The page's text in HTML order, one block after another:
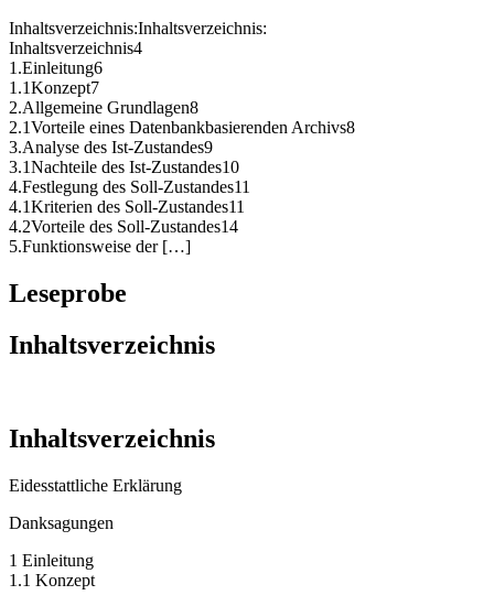
Inhaltsverzeichnis:Inhaltsverzeichnis:
Inhaltsverzeichnis4
1.Einleitung6
1.1Konzept7
2.Allgemeine Grundlagen8
2.1Vorteile eines Datenbankbasierenden Archivs8
3.Analyse des Ist-Zustandes9
3.1Nachteile des Ist-Zustandes10
4.Festlegung des Soll-Zustandes11
4.1Kriterien des Soll-Zustandes11
4.2Vorteile des Soll-Zustandes14
5.Funktionsweise der […]
Leseprobe
Inhaltsverzeichnis
Inhaltsverzeichnis
Eidesstattliche Erklärung
Danksagungen
1 Einleitung
1.1 Konzept